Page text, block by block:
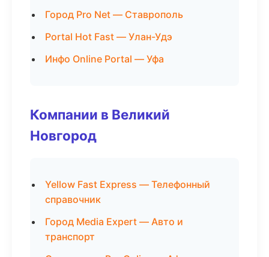
Город Pro Net — Ставрополь
Portal Hot Fast — Улан-Удэ
Инфо Online Portal — Уфа
Компании в Великий
Новгород
Yellow Fast Express — Телефонный
справочник
Город Media Expert — Авто и
транспорт